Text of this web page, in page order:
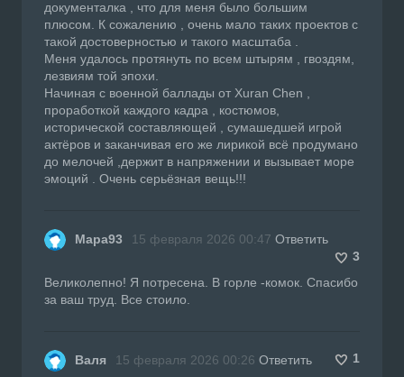
документалка , что для меня было большим
плюсом. К сожалению , очень мало таких проектов с
такой достоверностью и такого масштаба .
Меня удалось протянуть по всем штырям , гвоздям,
лезвиям той эпохи.
Начиная с военной баллады от Xuran Chen ,
проработкой каждого кадра , костюмов,
исторической составляющей , сумашедшей игрой
актёров и заканчивая его же лирикой всё продумано
до мелочей ,держит в напряжении и вызывает море
эмоций . Очень серьёзная вещь!!!
Мара93 15 февраля 2026 00:47 Ответить
3
Великолепно! Я потресена. В горле -комок. Спасибо
за ваш труд. Все стоило.
Валя 15 февраля 2026 00:26 Ответить
1